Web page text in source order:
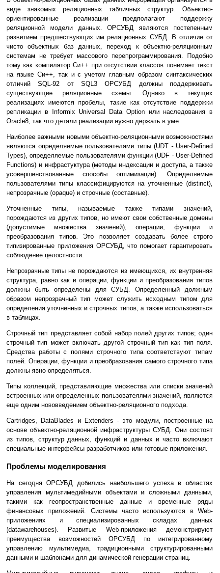
виде знакомых реляционных табличных структур. Объектно-
ориентированные реализации предполагают поддержку
реляционной модели данных. ОРСУБД являются постепенным
развитием предшествующих им реляционных СУБД. В отличие от
чисто объектных баз данных, переход к объектно-реляционным
системам не требует массового перепрограммирования. Подобно
тому как компилятор Си++ при отсутствии классов понимает текст
на языке Си++, так и с учетом главным образом синтаксических
отличий SQL-92 от SQL3 ОРСУБД должны поддерживать
существующие реляционные схемы. Однако в текущих
реализациях имеются пробелы, такие как отсутствие поддержки
репликации в Informix Universal Data Option или наследования в
Oracle8, так что детали реализации нужно держать в уме.
Наиболее важными новыми объектно-реляционными возможностями
являются определяемые пользователями типы (UDT - User-Defined
Types), определяемые пользователями функции (UDF - User-Defined
Functions) и инфрастуктура (методы индексации и доступа, а также
усовершенствованные способы оптимизации). Определяемые
пользователями типы классифицируются на уточненные (distinct),
непрозрачные (opaque) и строчные (составные).
Уточненные типы, называемые также типами значений,
порождаются из других типов, но имеют свои собственные домены
(допустимые множества значений), операции, функции и
преобразования типов. Это позволяет создавать более строго
типизированные приложения ОРСУБД, что помогает гарантировать
соблюдение целостности.
Непрозрачные типы не порождаются из имеющихся, их внутренняя
структура, равно как и операции, функции и преобразования типов
должны быть определены для СУБД. Определенный должным
образом непрозрачный тип может служить исходным типом для
определения уточненных и строчных типов, а также использоваться
в таблицах.
Строчный тип представляет собой набор полей других типов; один
строчный тип может включать другой строчный тип как тип поля.
Средства работы с полями строчного типа соответствуют типам
полей. Операции, функции и преобразования самого строчного типа
должны явно определяться.
Типы коллекций, представляющие множества или списки значений
встроенных или определенных пользователями значений, являются
еще одним нововведением объектно-реляционного подхода.
Cartridges, DataBlades и Extenders - это модули, построенные на
основе объектно-реляционной инфраструктуры СУБД. Они состоят
из типов, структур данных, функций и данных и часто включают
специальные интерфейсы разработчиков или готовые приложения.
Проблемы моделирования
На сегодня ОРСУБД добились наибольшего успеха в областях
управления мультимедийными объектами и сложными данными,
такими как геопространственные данные и временные ряды
финансовых приложений. Системы часто используются в Web-
приложениях и специализированных складах данных
(datawarehouses). Развитые Web-приложения демонстрируют
преимущества возможностей ОРСУБД по интегрированному
управлению мультимедиа, традиционными структурированными
данными и шаблонами для динамической генерации страниц.